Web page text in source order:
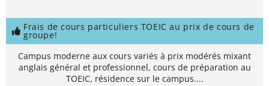
Frais de cours particuliers TOEIC au prix de cours de
groupe!
Campus moderne aux cours variés à prix modérés mixant
anglais général et professionnel, cours de préparation au
TOEIC, résidence sur le campus....